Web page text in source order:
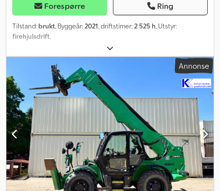
Forespørre Ring
Tilstand: brukt, Byggeår: 2021, driftstimer: 2 525 h, Utstyr:
firehjulsdrift
Annonse